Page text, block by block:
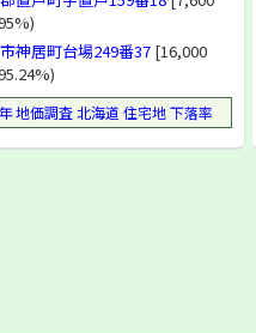
神居町台場249番37 [16,000
地価調査 北海道 住宅地 下落率